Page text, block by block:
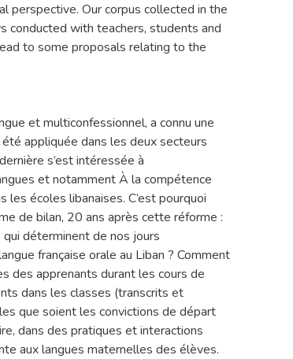
perspective. Our corpus collected in the
conducted with teachers, students and
to some proposals relating to the
et multiconfessionnel, a connu une
appliquée dans les deux secteurs
s’est intéressée à
et notamment À la compétence
les écoles libanaises. C’est pourquoi
de bilan, 20 ans après cette réforme :
déterminent de nos jours
française orale au Liban ? Comment
des apprenants durant les cours de
dans les classes (transcrits et
que soient les convictions de départ
dans des pratiques et interactions
aux langues maternelles des élèves.